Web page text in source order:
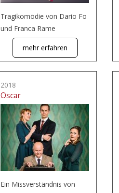
Tragikomödie von Dario Fo
und Franca Rame
mehr erfahren
2018
Oscar
Ein Missverständnis von